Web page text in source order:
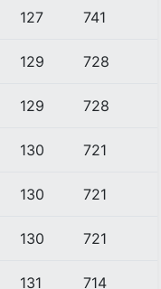
127 741
129 728
129 728
130 721
130 721
130 721
131 714